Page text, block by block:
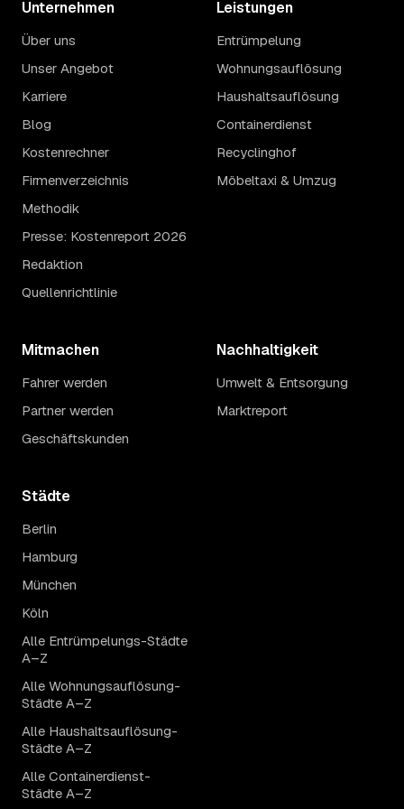
Unternehmen
Über uns
Unser Angebot
Karriere
Blog
Kostenrechner
Firmenverzeichnis
Methodik
Presse: Kostenreport 2026
Redaktion
Quellenrichtlinie
Leistungen
Entrümpelung
Wohnungsauflösung
Haushaltsauflösung
Containerdienst
Recyclinghof
Möbeltaxi & Umzug
Mitmachen
Fahrer werden
Partner werden
Geschäftskunden
Nachhaltigkeit
Umwelt & Entsorgung
Marktreport
Städte
Berlin
Hamburg
München
Köln
Alle Entrümpelungs-Städte
A–Z
Alle Wohnungsauflösung-
Städte A–Z
Alle Haushaltsauflösung-
Städte A–Z
Alle Containerdienst-
Städte A–Z